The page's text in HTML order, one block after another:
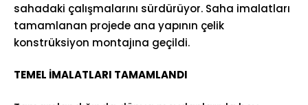
sahadaki çalışmalarını sürdürüyor. Saha imalatları
tamamlanan projede ana yapının çelik
konstrüksiyon montajına geçildi.
TEMEL İMALATLARI TAMAMLANDI